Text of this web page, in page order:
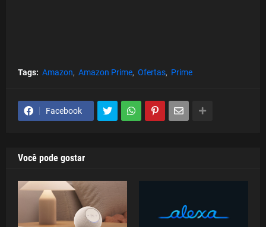
Tags: Amazon Amazon Prime Ofertas Prime
Facebook
Você pode gostar